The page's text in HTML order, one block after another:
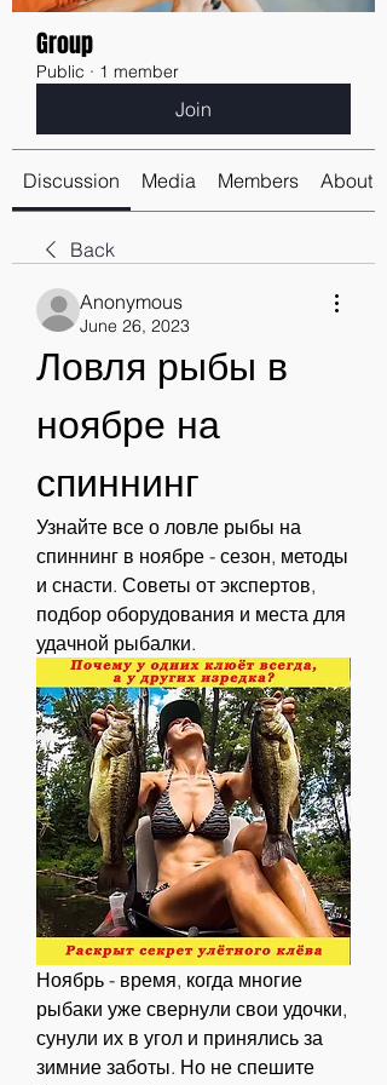
Group
Public · 1 member
Join
Discussion Media Members About
Back
Anonymous
June 26, 2023
Ловля рыбы в
ноябре на
спиннинг
Узнайте все о ловле рыбы на
спиннинг в ноябре - сезон, методы
и снасти. Советы от экспертов,
подбор оборудования и места для
удачной рыбалки.
Ноябрь - время, когда многие
рыбаки уже свернули свои удочки,
сунули их в угол и принялись за
зимние заботы. Но не спешите